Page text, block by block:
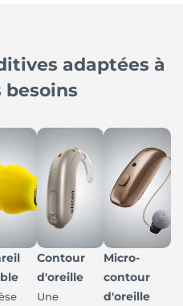
adaptées à
besoins
Contour
d'oreille
Une
Micro-
contour
d'oreille